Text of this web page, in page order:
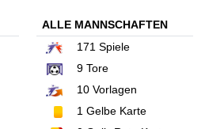
ALLE MANNSCHAFTEN
171Spiele
9Tore
10Vorlagen
1Gelbe Karte